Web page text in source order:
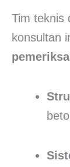
Tim teknis
konsultan